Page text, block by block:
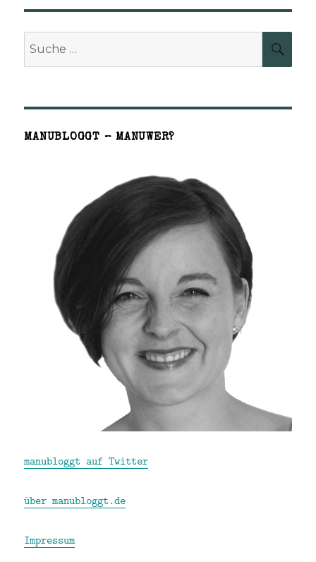
Beiträge
MANUBLOGGT – MANUWER?
manubloggt auf Twitter
über manubloggt.de
Impressum